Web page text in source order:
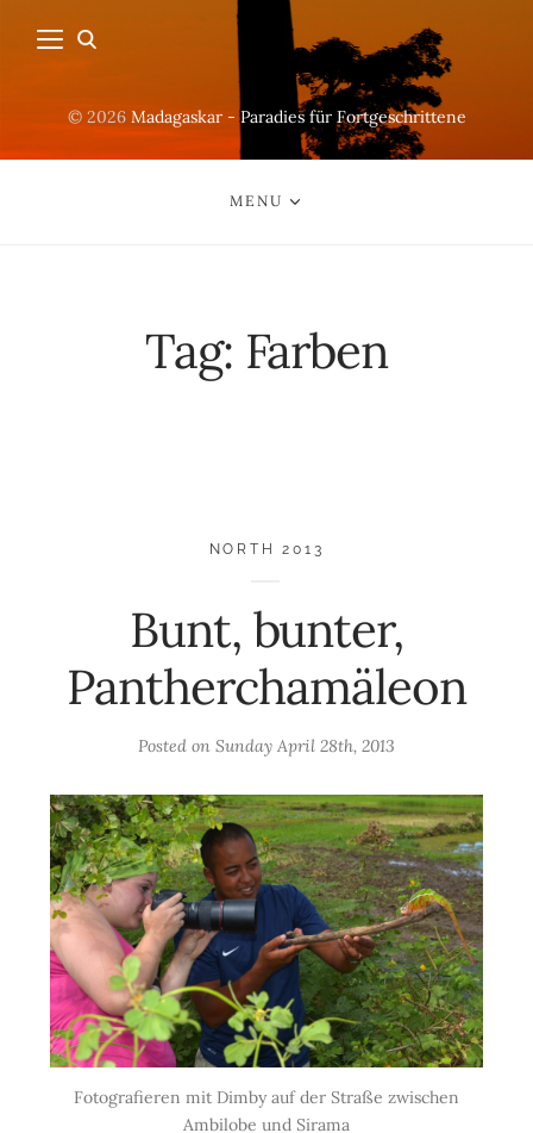
© 2026 Madagaskar - Paradies für Fortgeschrittene
MENU
Tag: Farben
NORTH 2013
Bunt, bunter,
Pantherchamäleon
Posted on Sunday April 28th, 2013
Fotografieren mit Dimby auf der Straße zwischen
Ambilobe und Sirama